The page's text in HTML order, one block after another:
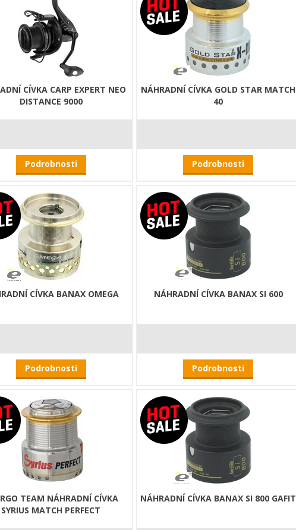
CÍVKA CARP EXPERT NEO
DISTANCE 9000
Podrobnosti
NÁHRADNÍ CÍVKA GOLD STAR MATCH
40
Podrobnosti
CÍVKA BANAX OMEGA
Podrobnosti
NÁHRADNÍ CÍVKA BANAX SI 600
Podrobnosti
TEAM NÁHRADNÍ CÍVKA
SYRIUS MATCH PERFECT
NÁHRADNÍ CÍVKA BANAX SI 800 GAFIT